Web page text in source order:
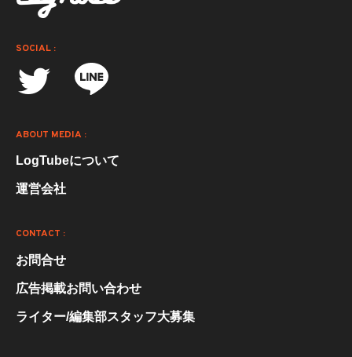
SOCIAL :
ABOUT MEDIA :
LogTubeについて
運営会社
CONTACT :
お問合せ
広告掲載お問い合わせ
ライター/編集部スタッフ大募集